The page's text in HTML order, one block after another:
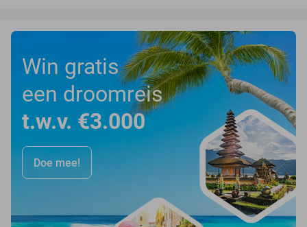
Win gratis
een droomreis
t.w.v. €3.000
Doe mee!